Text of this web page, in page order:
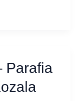
Parafia